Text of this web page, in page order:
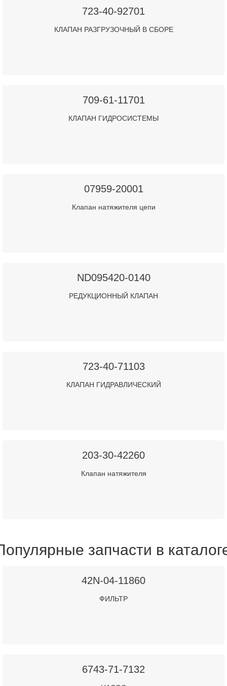
723-40-92701
КЛАПАН РАЗГРУЗОЧНЫЙ В СБОРЕ
709-61-11701
КЛАПАН ГИДРОСИСТЕМЫ
07959-20001
Клапан натяжителя цепи
ND095420-0140
РЕДУКЦИОННЫЙ КЛАПАН
723-40-71103
КЛАПАН ГИДРАВЛИЧЕСКИЙ
203-30-42260
Клапан натяжителя
запчасти в
42N-04-11860
ФИЛЬТР
6743-71-7132